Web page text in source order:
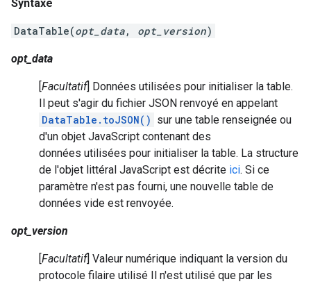
Syntaxe
DataTable(opt_data, opt_version)
opt_data
[Facultatif] Données utilisées pour initialiser la table.
Il peut s'agir du fichier JSON renvoyé en appelant
DataTable.toJSON() sur une table renseignée ou
d'un objet JavaScript contenant des
données utilisées pour initialiser la table. La structure
de l'objet littéral JavaScript est décrite ici. Si ce
paramètre n'est pas fourni, une nouvelle table de
données vide est renvoyée.
opt_version
[Facultatif] Valeur numérique indiquant la version du
protocole filaire utilisé Il n'est utilisé que par les